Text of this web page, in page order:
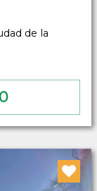
de la